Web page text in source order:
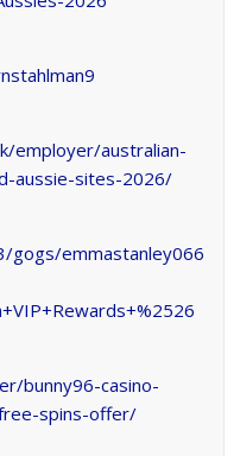
employer/australian-
aussie-sites-2026/
gogs/emmastanley066
bunny96-casino-
spins-offer/